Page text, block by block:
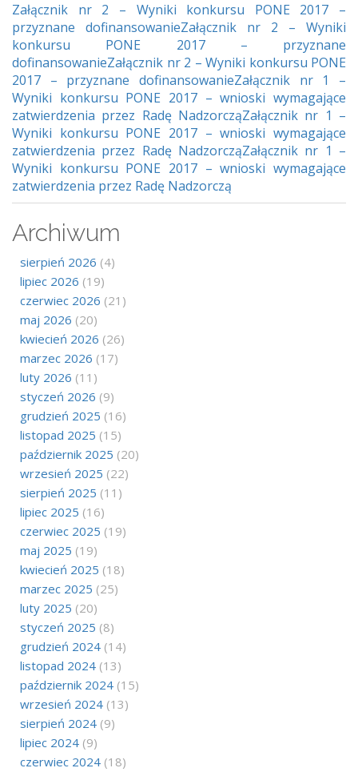
Załącznik nr 2 – Wyniki konkursu PONE 2017 –
przyznane dofinansowanieZałącznik nr 2 – Wyniki
konkursu PONE 2017 – przyznane
dofinansowanieZałącznik nr 2 – Wyniki konkursu PONE
2017 – przyznane dofinansowanieZałącznik nr 1 –
Wyniki konkursu PONE 2017 – wnioski wymagające
zatwierdzenia przez Radę NadzorcząZałącznik nr 1 –
Wyniki konkursu PONE 2017 – wnioski wymagające
zatwierdzenia przez Radę NadzorcząZałącznik nr 1 –
Wyniki konkursu PONE 2017 – wnioski wymagające
zatwierdzenia przez Radę Nadzorczą
Archiwum
sierpień 2026 (4)
lipiec 2026 (19)
czerwiec 2026 (21)
maj 2026 (20)
kwiecień 2026 (26)
marzec 2026 (17)
luty 2026 (11)
styczeń 2026 (9)
grudzień 2025 (16)
listopad 2025 (15)
październik 2025 (20)
wrzesień 2025 (22)
sierpień 2025 (11)
lipiec 2025 (16)
czerwiec 2025 (19)
maj 2025 (19)
kwiecień 2025 (18)
marzec 2025 (25)
luty 2025 (20)
styczeń 2025 (8)
grudzień 2024 (14)
listopad 2024 (13)
październik 2024 (15)
wrzesień 2024 (13)
sierpień 2024 (9)
lipiec 2024 (9)
czerwiec 2024 (18)